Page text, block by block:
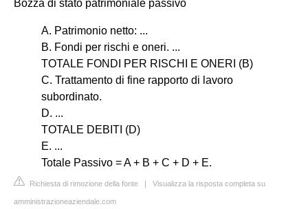
Bozza di stato patrimoniale passivo
A. Patrimonio netto: ...
B. Fondi per rischi e oneri. ...
TOTALE FONDI PER RISCHI E ONERI (B)
C. Trattamento di fine rapporto di lavoro
subordinato.
D. ...
TOTALE DEBITI (D)
E. ...
Totale Passivo = A + B + C + D + E.
Richiesta di rimozione della fonte | Visualizza la risposta completa su
amministrazioneaziendale.com